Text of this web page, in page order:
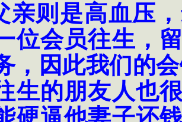
亲则是高血压
位会员往生，
，因此我们的
生的朋友人也